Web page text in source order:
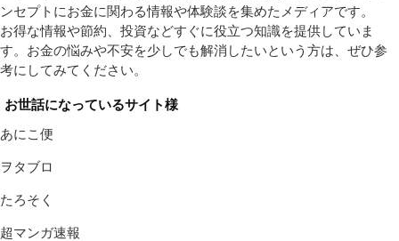
ンセプトにお金に関わる情報や体験談を集めたメディアです。
お得な情報や節約、投資などすぐに役立つ知識を提供していま
す。お金の悩みや不安を少しでも解消したいという方は、ぜひ参
考にしてみてください。
お世話になっているサイト様
あにこ便
ヲタブロ
たろそく
超マンガ速報